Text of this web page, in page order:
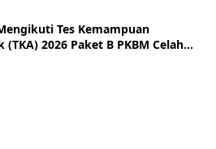
Tes Kemampuan
2026 Paket B PKBM Celah